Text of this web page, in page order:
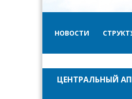
НОВОСТИ
ЦЕНТРАЛЬНЫЙ